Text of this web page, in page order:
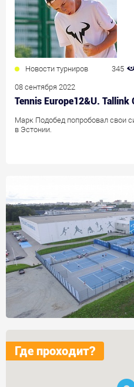
Новости турниров 345
08 сентября 2022
Tennis Europe12&U.
Марк Подобед попробовал свои
в Эстонии.
Где проходит?